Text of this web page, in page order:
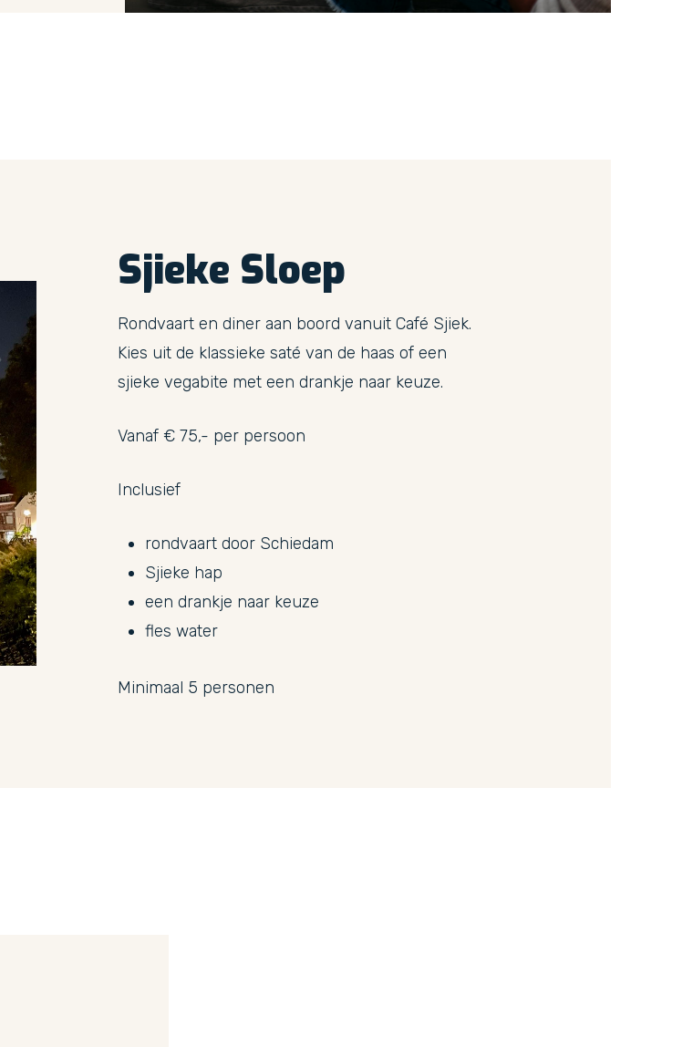
Sjieke Sloep
Rondvaart en diner aan boord vanuit Café Sjiek.
Kies uit de klassieke saté van de haas of een
sjieke vegabite met een drankje naar keuze.
Vanaf € 75,- per persoon
Inclusief
rondvaart door Schiedam
Sjieke hap
een drankje naar keuze
fles water
Minimaal 5 personen